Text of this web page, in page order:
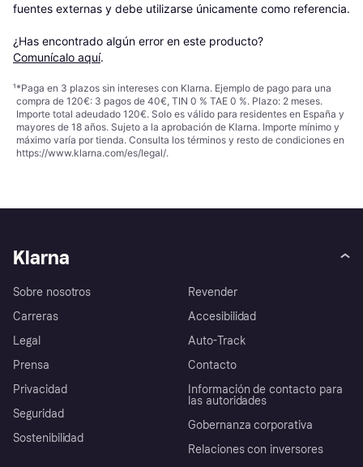
fuentes externas y debe utilizarse únicamente como referencia.
¿Has encontrado algún error en este producto?
Comunícalo aquí.
¹*Paga en 3 plazos sin intereses con Klarna. Ejemplo de pago para una
compra de 120€: 3 pagos de 40€, TIN 0 % TAE 0 %. Plazo: 2 meses.
Importe total adeudado 120€. Solo es válido para residentes en España y
mayores de 18 años. Sujeto a la aprobación de Klarna. Importe mínimo y
máximo varía por tienda. Consulta los términos y resto de condiciones en
https://www.klarna.com/es/legal/.
Klarna
Sobre nosotros
Carreras
Legal
Prensa
Privacidad
Seguridad
Sostenibilidad
Revender
Accesibilidad
Auto-Track
Contacto
Información de contacto para
las autoridades
Gobernanza corporativa
Relaciones con inversores